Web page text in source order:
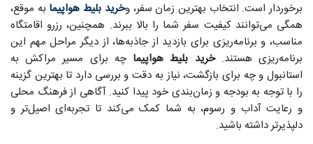
برخوردار است. انتخاب بهترین زمان سفر، وخرید بلیط هواپیما به موقع،
همگی می‌توانند کیفیت سفر شما را بالا ببرند. همچنین، رزرو اقامتگاه
مناسب، و برنامه‌ریزی برای بازدید از جاذبه‌ها، از دیگر مراحل مهم این
برنامه‌ریزی هستند.خرید بلیط هواپیما چه برای مسیر مراکش به
استانبول و چه برای بازگشت، نیاز به دقت و بررسی دارد تا بهترین گزینه
را با توجه به بودجه و زمان‌بندی خود پیدا کنید. آگاهی از فرهنگ محلی
و رعایت آداب و رسوم، به شما کمک می‌کند تا تجربه‌ای اصیل‌تر و
دلپذیرتر داشته باشید.